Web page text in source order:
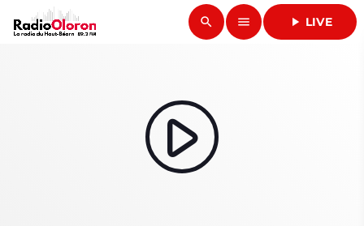
search menu play_arrow LIVE
close
RADIO OLORONplay_arrow